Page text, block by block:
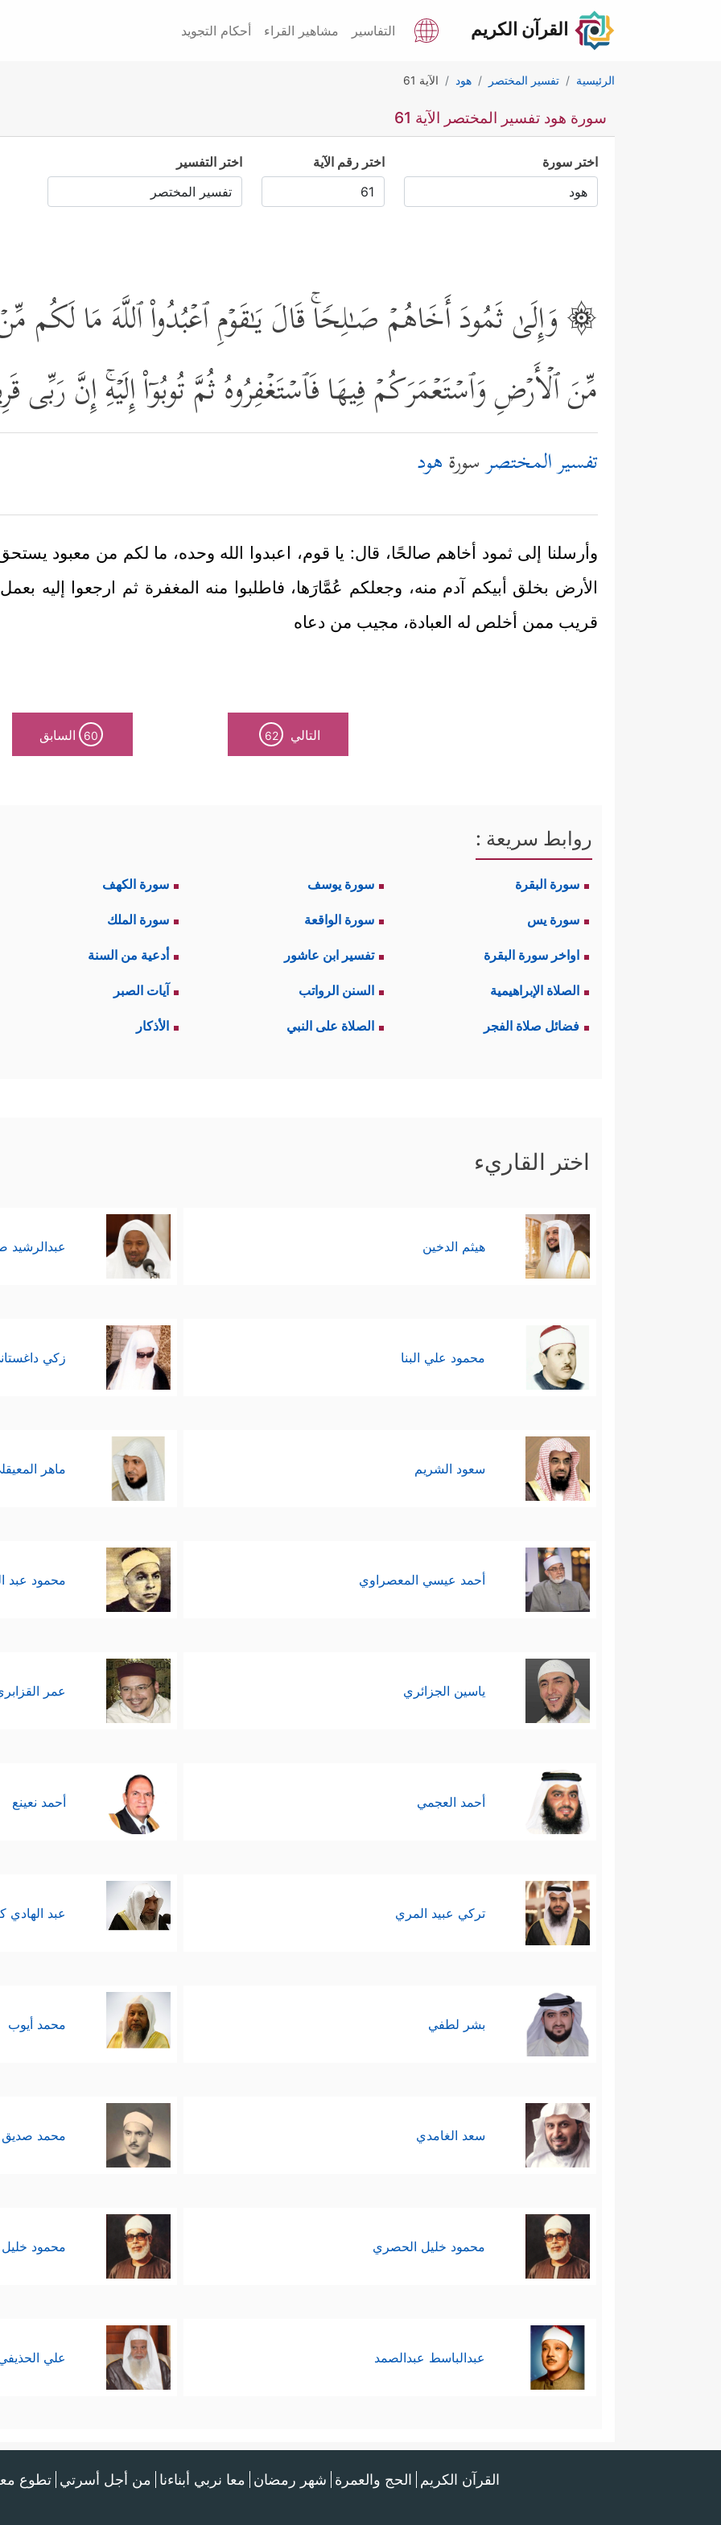
القرآن الكريم التفاسير مشاهير القراء أحكام التجويد
الرئيسية تفسير المختصر هود الآية 61
سورة هود تفسير المختصر الآية 61
اختر سورة اختر رقم الآية اختر التفسير
۞ وَإِلَىٰ ثَمُودَ أَخَاهُمۡ صَـٰلِحࣰاۚ قَالَ یَـٰقَوۡمِ ٱعۡبُدُواْ ٱللَّهَ مَا لَكُم
مِّنَ ٱلۡأَرۡضِ وَٱسۡتَعۡمَرَكُمۡ فِیهَا فَٱسۡتَغۡفِرُوهُ ثُمَّ تُوبُوۤاْ إِلَیۡهِۚ إِنَّ
تفسير المختصرسورةهود
وأرسلنا إلى ثمود أخاهم صالحًا، قال: يا قوم، اعبدوا الله وحده، ما لكم من معبود
الأرض بخلق أبيكم آدم منه، وجعلكم عُمَّارَها، فاطلبوا منه المغفرة ثم ارجعوا إليه
قريب ممن أخلص له العبادة، مجيب من دعاه
التالي 62
60 السابق
روابط سريعة :
سورة البقرة سورة يوسف سورة الكهف
سورة يس سورة الواقعة سورة الملك
اواخر سورة البقرة تفسير ابن عاشور أدعية من السنة
الصلاة الإبراهيمية السنن الرواتب آيات الصبر
فضائل صلاة الفجر الصلاة على النبي الأذكار
اختر القاريء
هيثم الدخين عبدالرشيد
محمود علي البنا زكي
سعود الشريم ماهر
أحمد عيسي المعصراوي محمود عبد
ياسين الجزائري عمر
أحمد العجمي أحمد نعينع
تركي عبيد المري عبد الهادي
بشر لطفي محمد أيوب
سعد الغامدي محمد صديق
محمود خليل الحصري محمود
عبدالباسط عبدالصمد علي
القرآن الكريم الحج والعمرة شهر رمضان معا نربي أبناءنا من أجل أسرتي تطوع